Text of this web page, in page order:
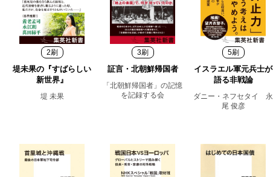
2刷
堤未果の『すばらしい
新世界』
堤 未果
3刷
証言・北朝鮮帰国者
「北朝鮮帰国者」の記憶
を記録する会
5刷
イスラエル軍元兵士が
語る非戦論
ダニー・ネフセタイ 永
尾 俊彦